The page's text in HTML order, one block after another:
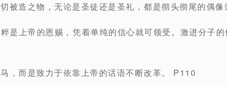
被造之物，无论是圣徒还是圣礼，都是彻头彻尾的偶
是上帝的恩赐，凭着单纯的信心就可领受。激进分子
，而是致力于依靠上帝的话语不断改革。 P110